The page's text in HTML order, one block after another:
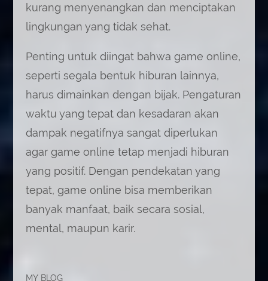
kurang menyenangkan dan menciptakan
lingkungan yang tidak sehat.
Penting untuk diingat bahwa game online,
seperti segala bentuk hiburan lainnya,
harus dimainkan dengan bijak. Pengaturan
waktu yang tepat dan kesadaran akan
dampak negatifnya sangat diperlukan
agar game online tetap menjadi hiburan
yang positif. Dengan pendekatan yang
tepat, game online bisa memberikan
banyak manfaat, baik secara sosial,
mental, maupun karir.
MY BLOG